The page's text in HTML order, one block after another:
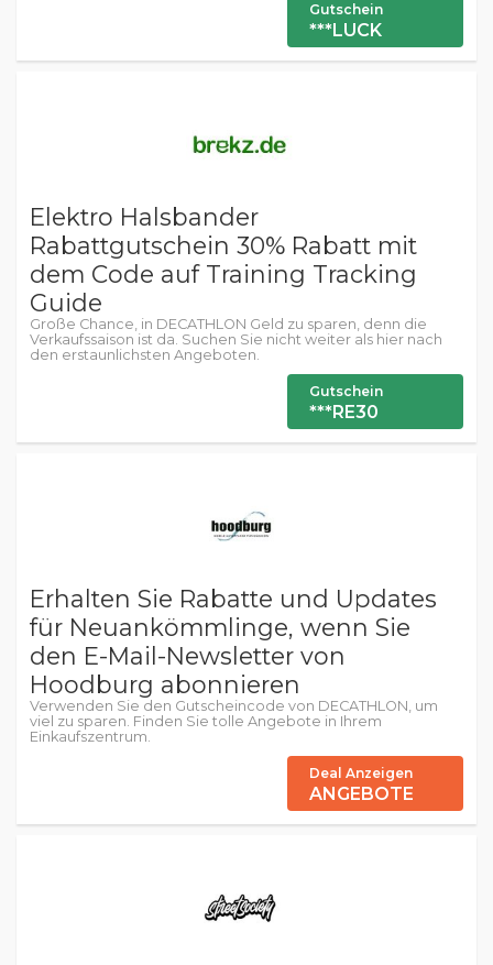
Gutschein
***LUCK
Elektro Halsbander
Rabattgutschein 30% Rabatt mit
dem Code auf Training Tracking
Guide
Große Chance, in DECATHLON Geld zu sparen, denn die
Verkaufssaison ist da. Suchen Sie nicht weiter als hier nach
den erstaunlichsten Angeboten.
Gutschein
***RE30
Erhalten Sie Rabatte und Updates
für Neuankömmlinge, wenn Sie
den E-Mail-Newsletter von
Hoodburg abonnieren
Verwenden Sie den Gutscheincode von DECATHLON, um
viel zu sparen. Finden Sie tolle Angebote in Ihrem
Einkaufszentrum.
Deal Anzeigen
ANGEBOTE